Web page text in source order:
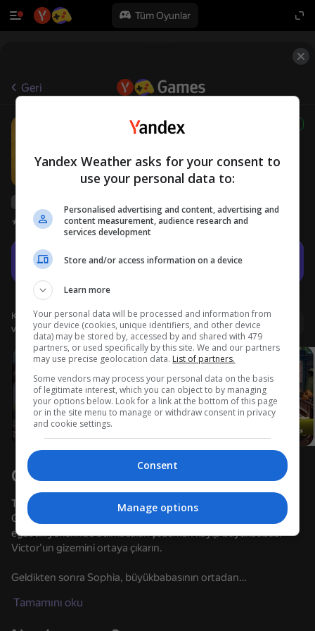
Tüm Oyunlar
Cihazı döndürün
Oyun sadece cihaz yatay duruma
getirildiğinde çalışır
OYNA
Yükleniyor
Geri
Hidden Objects: Find the
Whalebox
Gündelik
4,3 Oyuncu değerlendirmeleri
Oyna
Kullanıcı adı ile giriş yapmanız, oyunda ulaştığınız düzeyi
ve tüm başarılarınızı kaydetmenizi sağlar
Giriş yap
Oyun hakkında
Tropik bir ada kaç sır saklayabilir?
Genç maceracı Sophia'nın yerine geçin ve Kalao-Terra'nın
egzotik yerlerinde bulmacaları çözerken kayıp büyükbabası
Victor'un gizemini ortaya çıkarın.
Geldikten sonra Sophia, büyükbabasının ortadan
heyecan verici bir dedektif macerasına dönüşür. Kaçakçılarla
Tamamını oku
Yandex Weather asks for your consent to
use your personal data to:
Personalised advertising and content, advertising and
content measurement, audience research and
services development
Store and/or access information on a device
Learn more
Your personal data will be processed and information from
your device (cookies, unique identifiers, and other device
data) may be stored by, accessed by and shared with 479
partners, or used specifically by this site. We and our partners
may use precise geolocation data. List of partners.
Some vendors may process your personal data on the basis
of legitimate interest, which you can object to by managing
your options below. Look for a link at the bottom of this page
or in the site menu to manage or withdraw consent in privacy
and cookie settings.
Consent
Manage options